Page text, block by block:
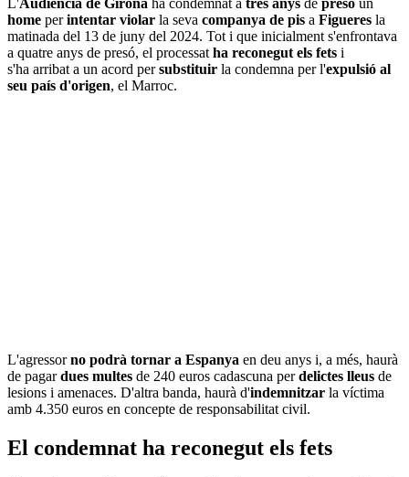
home perintentar violar la seva companya de pis a Figueres la
matinada del 13 de juny del 2024. Tot i que inicialment s'enfrontava
a quatre anys de presó, el processat ha reconegut els fets i
s'ha arribat a un acord persubstituir la condemna per l'expulsió al
seu país d'origen, el Marroc.
L'agressorno podrà tornar a Espanya en deu anys i, a més, haurà
de pagardues multes de 240 euros cadascuna perdelictes lleus de
lesions i amenaces. D'altra banda, haurà d'indemnitzar la víctima
amb 4.350 euros en concepte de responsabilitat civil.
El condemnat ha reconegut els fets